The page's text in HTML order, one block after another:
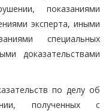
показаниями
эксперта, иными
специальных
доказательствами
по делу об
полученных с